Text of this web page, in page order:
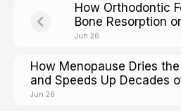
How Orthodontic
Bone Resorption
Building on the
Jun 26
How Menopause Dries
and Speeds Up Decades
Wear
Jun 26